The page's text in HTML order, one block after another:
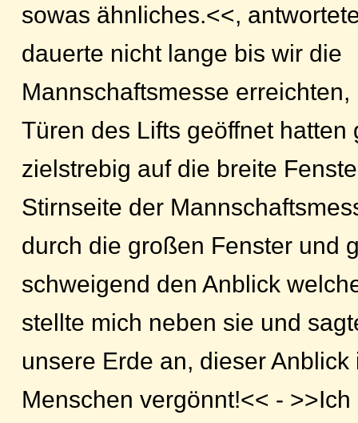
sowas ähnliches.<<,
dauerte nicht lange bis wir die
Mannschaftsmesse
Türen des Lifts geöffnet hatten
zielstrebig auf die breite
Stirnseite der
durch die großen Fenster und
schweigend den Anblick
stellte mich neben sie und
unsere Erde an, dieser
Menschen vergönnt!<< -